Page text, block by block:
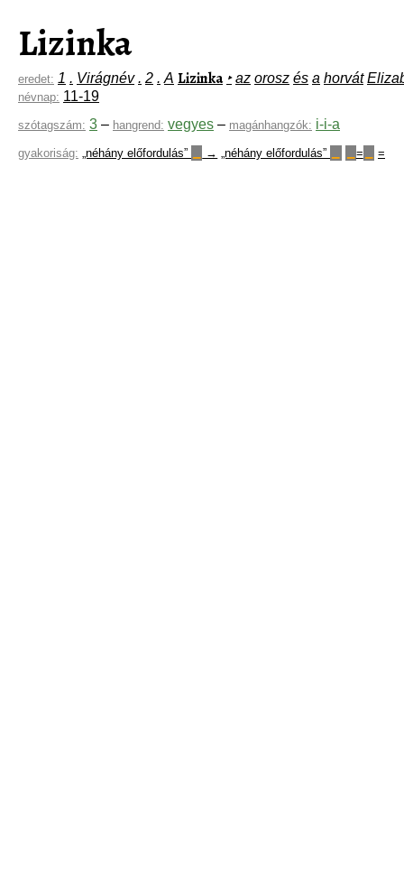
Lizinka
eredet: 1 . Virágnév . 2 . A Lizinka ‣ az orosz és a horvát
névnap: 11-19
szótagszám: 3 – hangrend: vegyes – magánhangzók: i-i-a
gyakoriság: „néhány előfordulás” → „néhány előfordulás” = =